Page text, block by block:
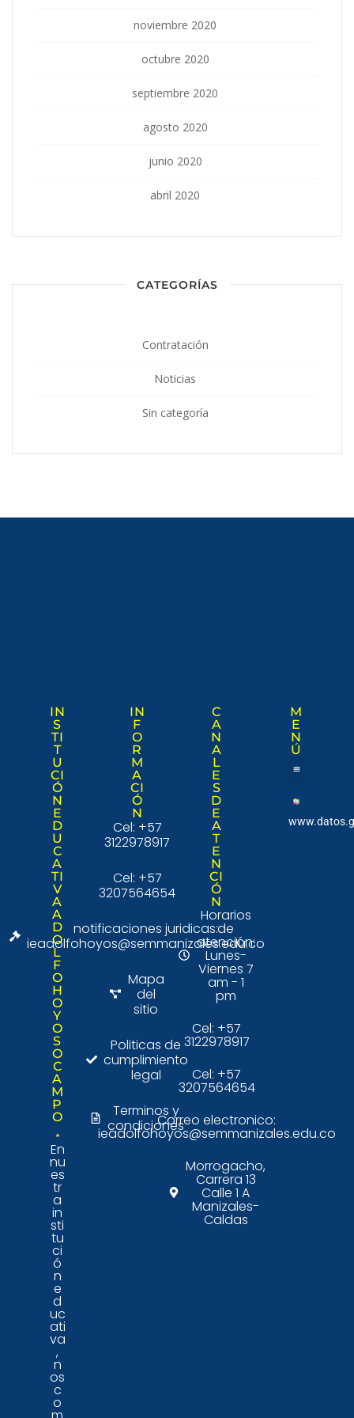
noviembre 2020
octubre 2020
septiembre 2020
agosto 2020
junio 2020
abril 2020
CATEGORÍAS
Contratación
Noticias
Sin categoría
IN
S
TI
T
U
CI
Ó
N
E
D
U
C
A
TI
V
A
A
D
O
L
F
O
H
O
Y
O
S
O
C
A
M
P
O
En
nu
es
tr
a
in
sti
tu
ci
ó
n
e
d
uc
ati
va
,
n
os
c
o
IN
F
O
R
M
A
CI
Ó
N
Cel: +57
3122978917
Cel: +57
3207564654
notificaciones juridicas:
ieadolfohoyos@semmanizales.edu.co
Mapa
del
sitio
Politicas de
cumplimiento
legal
Terminos y
condiciones
C
A
N
A
L
E
S
D
E
A
T
E
N
CI
Ó
N
Horarios
de
atención:
Lunes-
Viernes 7
am - 1
pm
Cel: +57
3122978917
Cel: +57
3207564654
Correo electronico:
ieadolfohoyos@semmanizales.edu.co
Morrogacho,
Carrera 13
Calle 1 A
Manizales-
Caldas
M
E
N
Ú